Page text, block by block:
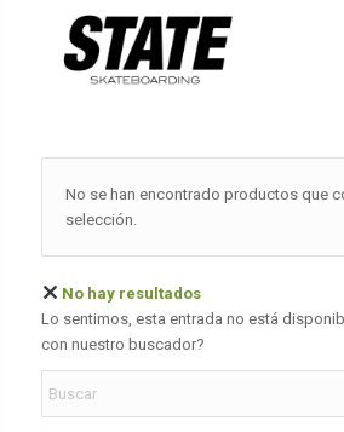
No se han encontrado productos que
selección.
No hay resultados
Lo sentimos, esta entrada no está
con nuestro buscador?